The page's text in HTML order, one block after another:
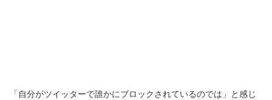
「自分がツイッターで誰かにブロックされているのでは」と感じ